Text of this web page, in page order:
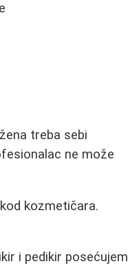
treba sebi
ne može
kozmetičara.
i pedikir posećujem